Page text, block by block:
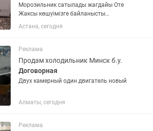
Морозильник сатылады жагдайы Оте
Жаксы көшуімізге байланысты
размери улкен болгандыктан сатуга
койып отырмын. Озимиз пайдаланып
285 КХ
Астана, сегодня
Реклама
Продам холодильник Минск б.у.
Договорная
Двух камерный один двигатель новый
Алматы, сегодня
Реклама